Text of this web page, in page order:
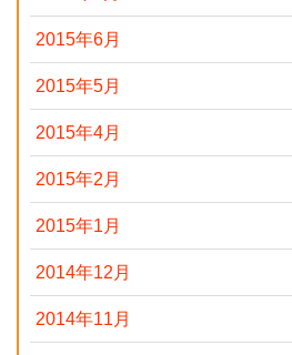
2015年6月
2015年5月
2015年4月
2015年2月
2015年1月
2014年12月
2014年11月